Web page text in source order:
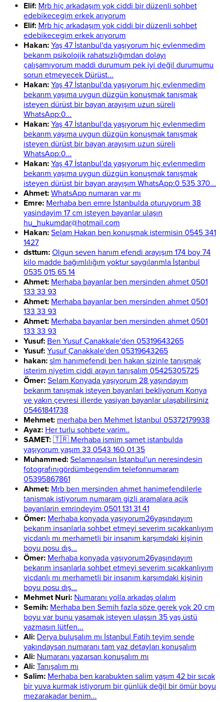
Elif: Mrb hiç arkadaşım yok ciddi bir düzenli sohbet
edebikecegim erkek arıyorum
Elif: Mrb hiç arkadaşım yok ciddi bir düzenli sohbet
edebikecegim erkek arıyorum
Hakan: Yaş 47 İstanbul'da yaşıyorum hiç evlenmedim
bekarım psikolojik rahatsızlığımdan dolayı
çalışamıyorum maddi durumum pek iyi değil durumumu
sorun etmeyecek Dürüst...
Hakan: Yaş 47 İstanbul'da yaşıyorum hiç evlenmedim
bekarım yaşıma uygun düzgün konuşmak tanışmak
isteyen dürüst bir bayan arayışım uzun süreli
WhatsApp:0...
Hakan: Yaş 47 İstanbul'da yaşıyorum hiç evlenmedim
bekarım yaşıma uygun düzgün konuşmak tanışmak
isteyen dürüst bir bayan arayışım uzun süreli
WhatsApp:0...
Hakan: Yaş 47 İstanbul'da yaşıyorum hiç evlenmedim
bekarım yaşıma uygun düzgün konuşmak tanışmak
isteyen dürüst bir bayan arayışım WhatsApp:0 535 370...
Ahmet: WhatsApp numaran var mı
Emre: Merhaba ben emre İstanbulda oturuyorum 38
yasindayim 17 cm isteyen bayanlar ulaşın
hu_hukumdar@hotmail.com
Hakan: Selam Hakan ben konuşmak istermisin 0545 341
1427
dsttum: Olgun seven hanım efendi arayışım 174 boy 74
kilo madde bağımlılığım yoktur saygılarımla İstanbul
0535 015 65 14
Ahmet: Merhaba bayanlar ben mersinden ahmet 0501
133 33 93
Ahmet: Merhaba bayanlar ben mersinden ahmet 0501
133 33 93
Ahmet: Merhaba bayanlar ben mersinden ahmet 0501
133 33 93
Yusuf: Ben Yusuf Çanakkale'den 05319643265
Yusuf: Yusuf Çanakkale'den 05319643265
hakan: slm hanımefendi ben hakan sizinle tanışmak
isterim niyetim ciddi arayın tanışalım 05425305725
Ömer: Selam Konyada yaşıyorum 28 yaşındayım
bekarım tanışmak isteyen bayanlari bekliyorum Konya
ve yakın çevresi illerde yasiyan bayanlar ulaşabilirsiniz
05461841738
Mehmet: merhaba ben Mehmet İstanbul 05372179938
Ayaz: Her turlu sohbete varim..
SAMET: 🇹🇷 Merhaba ismim samet istanbulda
yaşıyorum yaşım 33 0543 160 01 35
Muhammed: Selamnasılsın İstanbul'un neresindesin
fotografınıgördümbegendim telefonnumaram
05395867861
Ahmet: Mrb ben mersinden ahmet hanimefendilerle
tanismak istiyorum numaram gizli aramalara acik
bayanlarin emrindeyim 0501 131 31 41
Ömer: Merhaba konyada yaşıyorum26yaşındayım
bekarım insanlarla sohbet etmeyi severim sıcakkanlıyım
vicdanlı mı merhametli bir insanım karşımdaki kişinin
boyu posu dış...
Ömer: Merhaba konyada yaşıyorum26yaşındayım
bekarım insanlarla sohbet etmeyi severim sıcakkanlıyım
vicdanlı mı merhametli bir insanım karşımdaki kişinin
boyu posu dış...
Mehmet Nuri: Numaranı yolla arkadaş olalım
Semih: Merhaba ben Semih fazla söze gerek yok 20 cm
boyu var bunu yasamak isteyen ulaşsın 35 yaş üstü
yazmasın lütfen...
Ali: Derya buluşalım mı İstanbul Fatih teyim sende
yakındaysan numaranı tam yaz detayları konuşalım
Ali: Numaranı yazarsan konuşalım mı
Ali: Tanışalım mı
Salim: Merhaba ben karabukten salim yaşım 42 bir sıcak
bir yuva kurmak istiyorum bir günlük değil bir ömür boyu
mezarakadar benim...